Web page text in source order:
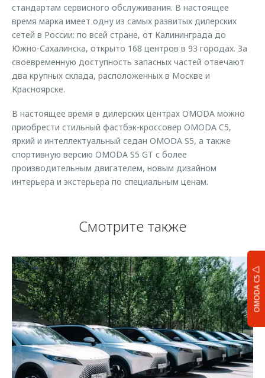
OMODA C5
стандартам сервисного обслуживания. В настоящее
время марка имеет одну из самых развитых дилерских
сетей в России: по всей стране, от Калининграда до
Южно-Сахалинска, открыто 168 центров в 93 городах. За
своевременную доступность запасных частей отвечают
два крупных склада, расположенных в Москве и
Красноярске.
В настоящее время в дилерских центрах OMODA можно
приобрести стильный фастбэк-кроссовер OMODA C5,
яркий и интеллектуальный седан OMODA S5, а также
спортивную версию OMODA S5 GT с более
производительным двигателем, новым дизайном
интерьера и экстерьера по специальным ценам.
Смотрите также